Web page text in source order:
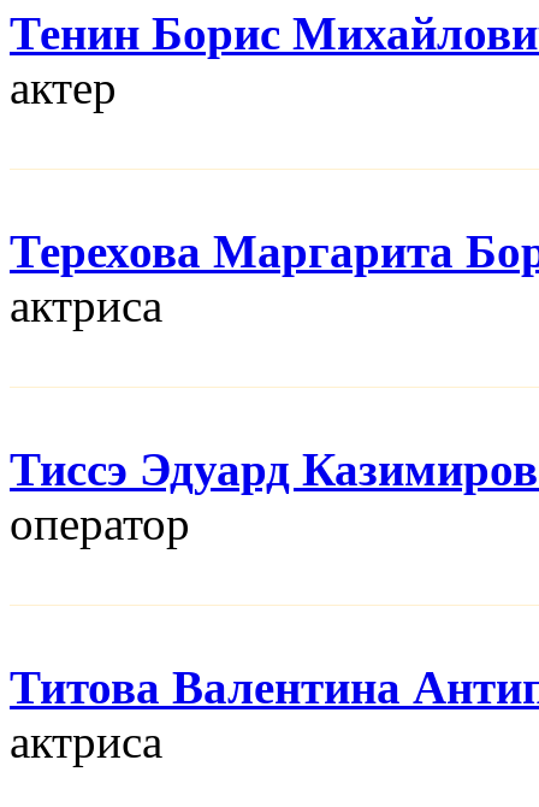
Тенин Борис
актер
Терехова Маргарита
актриса
Тиссэ Эдуард
оператор
Титова Валентина
актриса